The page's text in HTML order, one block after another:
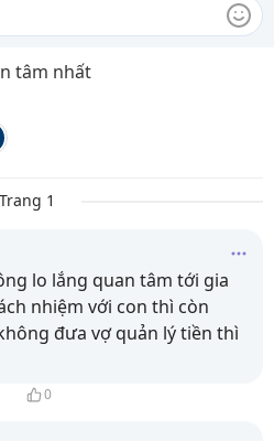
tâm nhất
Trang 1
lo lắng quan tâm tới gia
nhiệm với con thì còn
đưa vợ quản lý tiền thì
0